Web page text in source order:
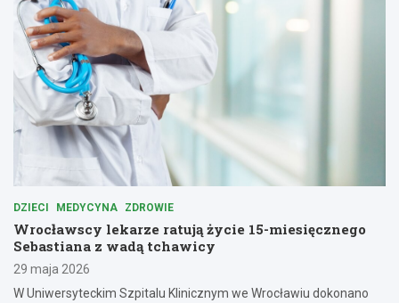
DZIECI MEDYCYNA ZDROWIE
Wrocławscy lekarze ratują życie 15-miesięcznego
Sebastiana z wadą tchawicy
29 maja 2026
W Uniwersyteckim Szpitalu Klinicznym we Wrocławiu dokonano